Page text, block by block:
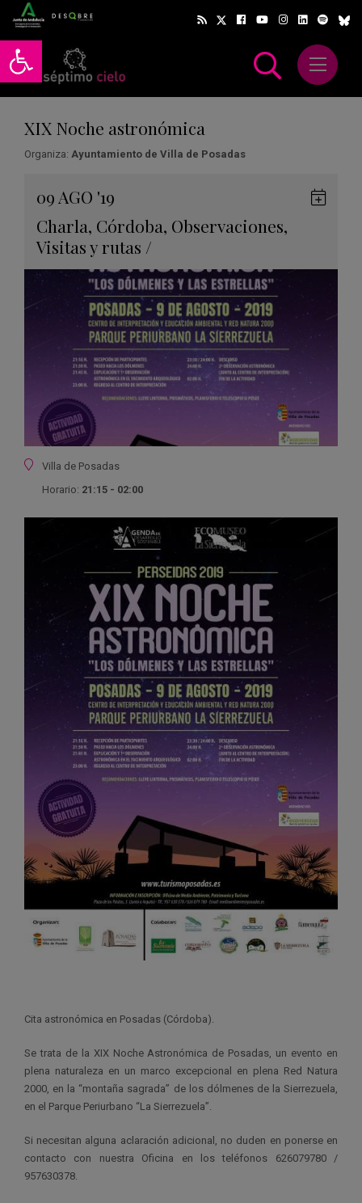
Abrir barra de herramientas
Abrir
XIX Noche astronómica
Organiza: Ayuntamiento de Villa de Posadas
09 AGO '19
Charla, Córdoba, Observaciones,
Visitas y rutas /
Ubicación
Villa de Posadas
Horario: 21:15 - 02:00
Cita astronómica en Posadas (Córdoba).
Se trata de la XIX Noche Astronómica de Posadas, un evento en
plena naturaleza en un marco excepcional en plena Red Natura
2000, en la “montaña sagrada” de los dólmenes de la Sierrezuela,
en el Parque Periurbano “La Sierrezuela”.
Si necesitan alguna aclaración adicional, no duden en ponerse en
contacto con nuestra Oficina en los teléfonos 626079780 /
957630378.